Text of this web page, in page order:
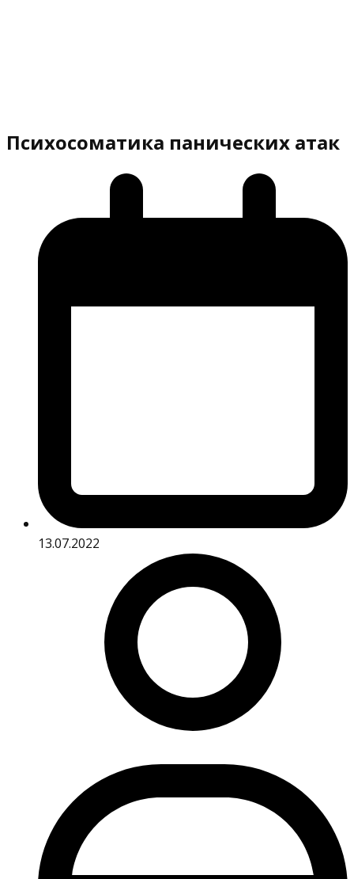
Психосоматика панических атак
13.07.2022